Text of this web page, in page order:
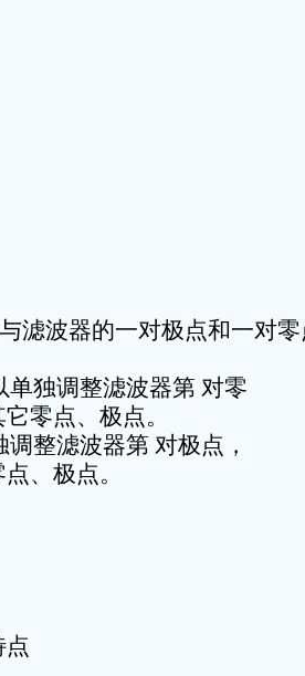
滤波器的一对极点和一对
单独调整滤波器第 对零
零点、极点。
调整滤波器第 对极点，
、极点。